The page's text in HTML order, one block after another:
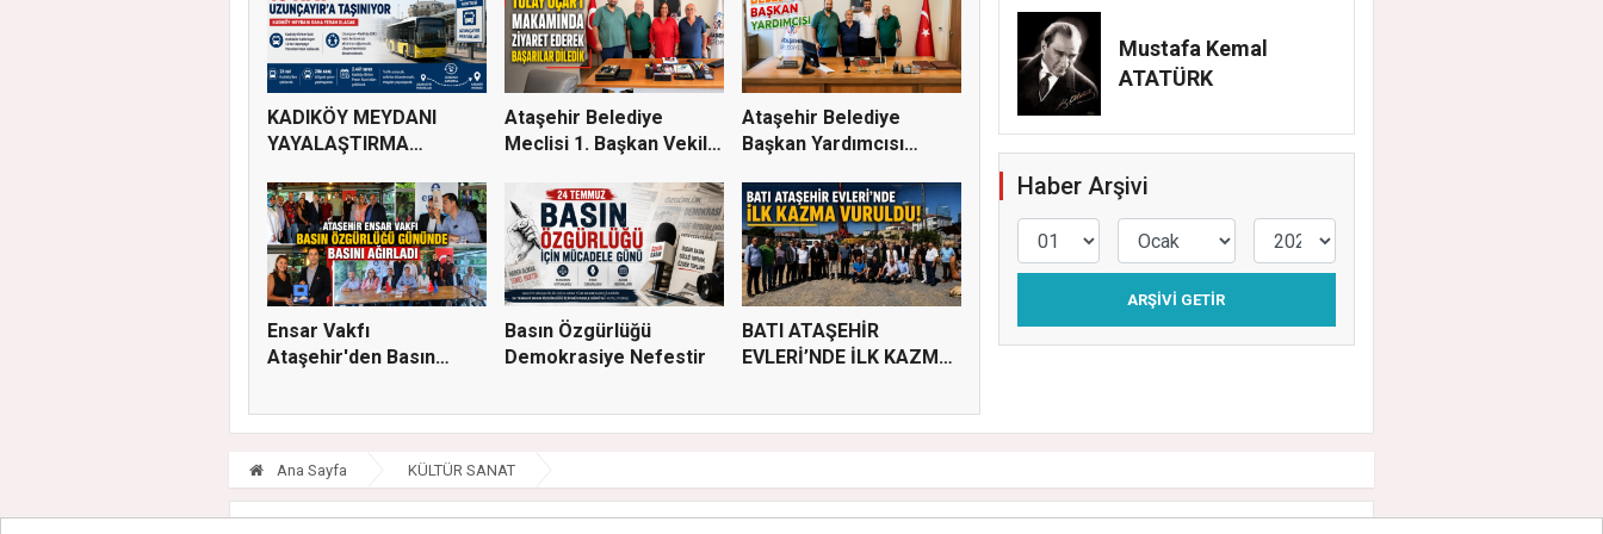
KADIKÖY MEYDANI
YAYALAŞTIRMA
Ataşehir Belediye
Meclisi 1. Başkan Vekili
Ataşehir Belediye
Başkan Yardımcısı
Ensar Vakfı
Ataşehir'den Basın
Basın Özgürlüğü
Demokrasiye Nefestir
BATI ATAŞEHİR
EVLERİ’NDE İLK KAZMA
Mustafa Kemal
ATATÜRK
Haber Arşivi
ARŞIVI GETIR
Ana Sayfa KÜLTÜR SANAT